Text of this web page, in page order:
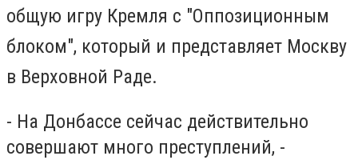
общую игру Кремля с "Оппозиционным
блоком", который и представляет Москву
в Верховной Раде.
- На Донбассе сейчас действительно
совершают много преступлений, -